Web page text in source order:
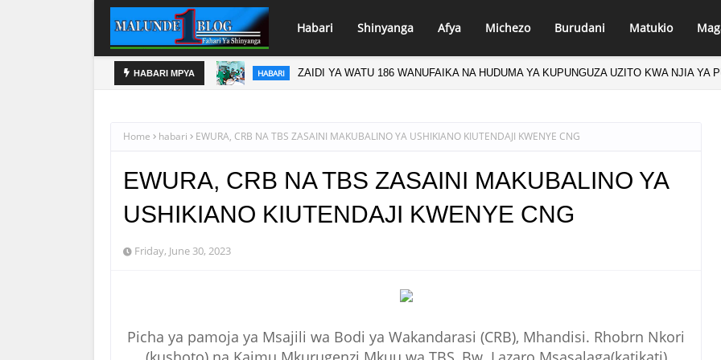
Habari Shinyanga Afya Michezo Burudani Matukio
HABARI MPYA
ZAO KWA TRA HABARI ZAIDI YA WATU 186 WANUFAIKA NA HUDUMA YA KUPUNGUZA UZITO KWA NJIA YA
Home habari EWURA, CRB NA TBS ZASAINI MAKUBALINO YA USHIKIANO KIUTENDAJI KWENYE CNG
EWURA, CRB NA TBS ZASAINI MAKUBALINO YA
USHIKIANO KIUTENDAJI KWENYE CNG
Friday, June 30, 2023
Picha ya pamoja ya Msajili wa Bodi ya Wakandarasi (CRB), Mhandisi. Rhobrn Nkori